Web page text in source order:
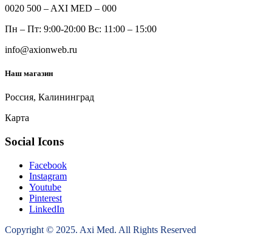
0020 500 – AXI MED – 000
Пн – Пт: 9:00-20:00 Вс: 11:00 – 15:00
info@axionweb.ru
Наш магазин
Россия, Калининград
Карта
Social Icons
Facebook
Instagram
Youtube
Pinterest
LinkedIn
Copyright © 2025. Axi Med. All Rights Reserved